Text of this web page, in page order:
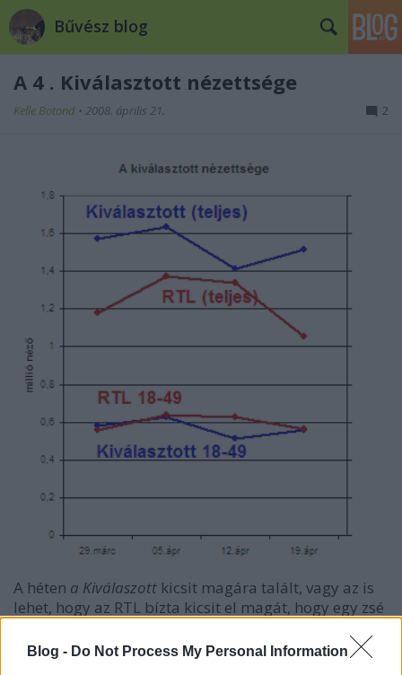
Blog - Do Not Process My Personal Information
Bűvész blog
A 4 . Kiválasztott nézettsége
Kelle Botond • 2008. április 21. 2
A héten a Kiválaszott kicsit magára talált, vagy az is
lehet, hogy az RTL bízta kicsit el magát, hogy egy zsé
lakosság körében a tv2-es show 1,516 millió nézővel